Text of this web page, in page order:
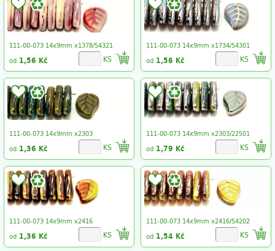
111-00-073 14x9mm x1378/54321
od 1,56 Kč KS
111-00-073 14x9mm x1734/54301
od 1,56 Kč KS
111-00-073 14x9mm x2303
od 1,36 Kč KS
111-00-073 14x9mm x2303/22501
od 1,79 Kč KS
111-00-073 14x9mm x2416
od 1,36 Kč KS
111-00-073 14x9mm x2416/54202
od 1,54 Kč KS